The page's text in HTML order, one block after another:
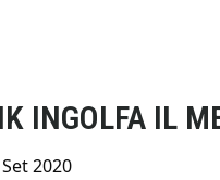
INGOLFA IL
2020